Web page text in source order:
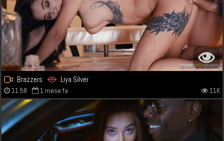
Brazzers Liya Silver
11:58 1 mese fa 11K